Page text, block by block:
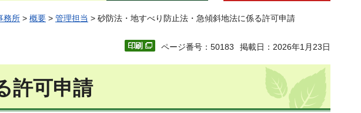
務所 > 概要 > 管理担当 > 砂防法・地すべり防止法・急傾斜地法に係る許可申請
ページ番号：50183 掲載日：2026年1月23日
許可申請